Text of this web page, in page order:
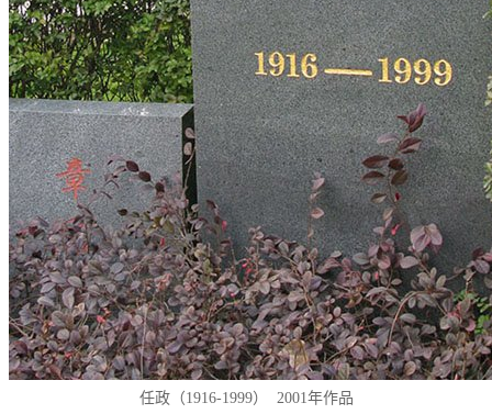
任政（1916-1999） 2001年作品